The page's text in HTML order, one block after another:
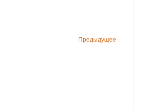
Предыдущее